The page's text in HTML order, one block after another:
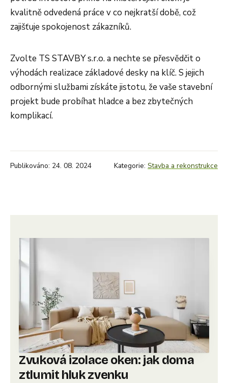
kvalitně odvedená práce v co nejkratší době, což
zajišťuje spokojenost zákazníků.
Zvolte TS STAVBY s.r.o. a nechte se přesvědčit o
výhodách realizace základové desky na klíč. S jejich
odbornými službami získáte jistotu, že vaše stavební
projekt bude probíhat hladce a bez zbytečných
komplikací.
Publikováno: 24. 08. 2024 Kategorie: Stavba a rekonstrukce
Zvuková izolace oken: jak doma
ztlumit hluk zvenku